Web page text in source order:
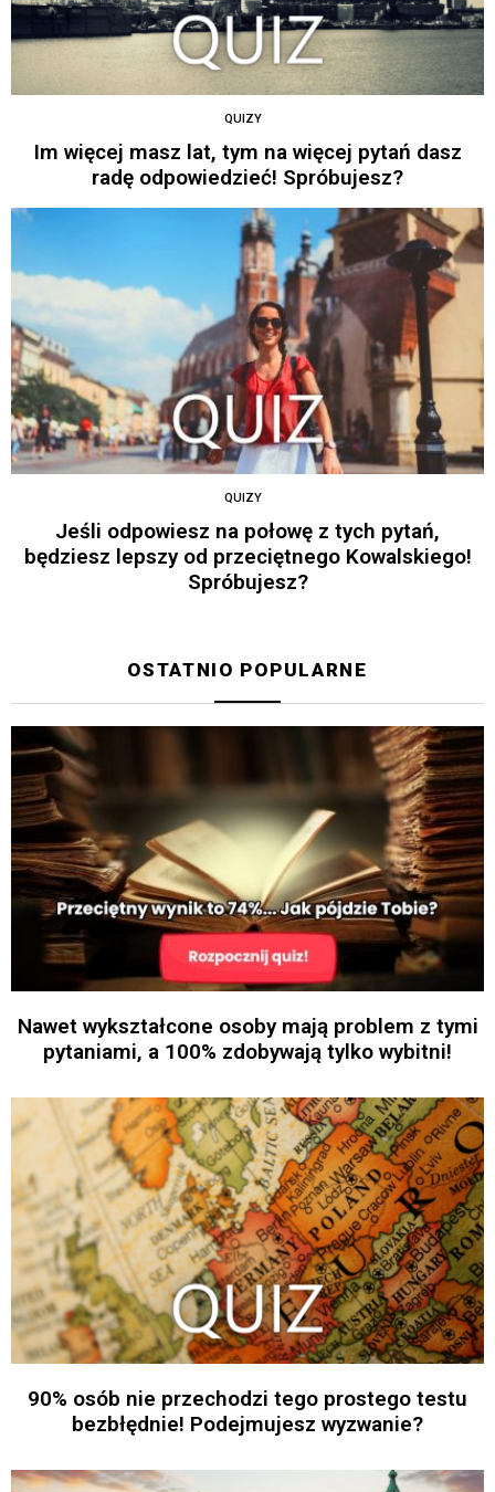
QUIZY
Im więcej masz lat, tym na więcej pytań dasz
radę odpowiedzieć! Spróbujesz?
QUIZY
Jeśli odpowiesz na połowę z tych pytań,
będziesz lepszy od przeciętnego Kowalskiego!
Spróbujesz?
OSTATNIO POPULARNE
Nawet wykształcone osoby mają problem z tymi
pytaniami, a 100% zdobywają tylko wybitni!
90% osób nie przechodzi tego prostego testu
bezbłędnie! Podejmujesz wyzwanie?